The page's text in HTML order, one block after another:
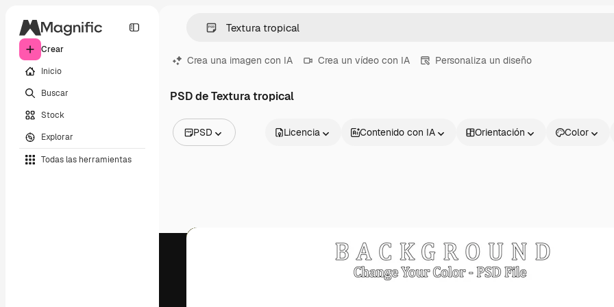
Crear
Inicio
Buscar
Stock
Explorar
Todas las herramientas
Crea una imagen con IA Crea un vídeo con IA Personaliza un diseño
PSD de Textura tropical
PSD
Vídeos
Licencia Contenido con IA Orientación Color